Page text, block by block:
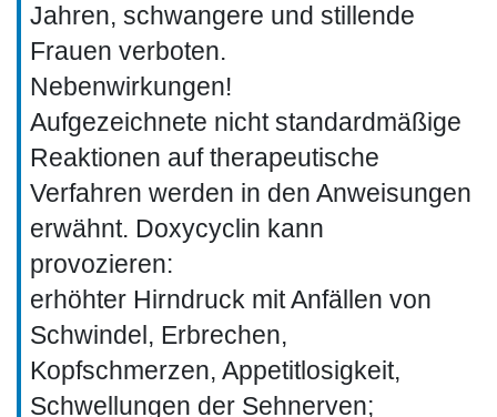
Jahren, schwangere und stillende
Frauen verboten.
Nebenwirkungen!
Aufgezeichnete nicht standardmäßige
Reaktionen auf therapeutische
Verfahren werden in den Anweisungen
erwähnt. Doxycyclin kann
provozieren:
erhöhter Hirndruck mit Anfällen von
Schwindel, Erbrechen,
Kopfschmerzen, Appetitlosigkeit,
Schwellungen der Sehnerven;